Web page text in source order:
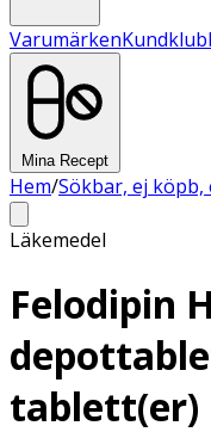
Varumärken
Mina Recept
Hem/Sökbar, ej köpb,
Läkemedel
Felodipin
tablett(er)